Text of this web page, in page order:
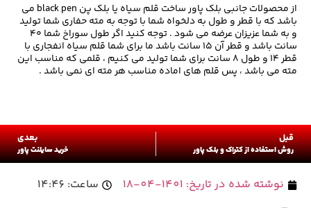
از محصولات جانبی بلک پاور ساخت قلم سیاه یا بلک پن black pen می
باشد که با قطر و طول به دلخواه شما با توجه به مته حفاری شما تولید
و به شما عزیزان عرضه می شود . توجه کنید اگر طول سوراخ شما ۴۰
سانت باشد و قطر آن ۱۵ سانت باشد ما برای شما قلم سیاه انفجاری با
قطر ۱۴ و طول ۸ سانت برای شما تولید می کنیم ، قلمی که مناسب این
مته می باشد ، پس قلم های اماده مناسب هر مته ای نمی باشد .
قبل
روش استفاده از کتراک و بلک پاور
بعدی
خرید سایلنت پاور
نوشته شده در تاریخ: 1401-04-18 ساعت: 14:46